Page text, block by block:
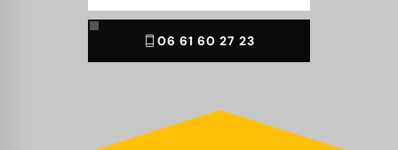
06 61 60 27 23